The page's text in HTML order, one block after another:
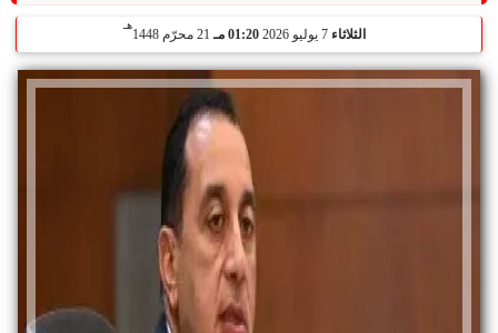
الثلاثاء 01:20 مـ 21 محرّم 1448
هـ